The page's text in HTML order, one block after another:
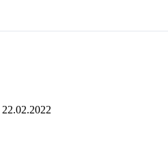
22.02.2022